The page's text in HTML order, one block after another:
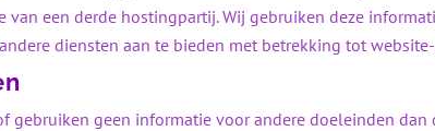
van een derde hostingpartij. Wij gebruiken deze
diensten aan te bieden met betrekking tot
gebruiken geen informatie voor andere doeleinden